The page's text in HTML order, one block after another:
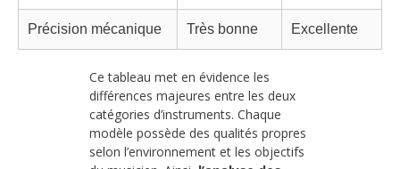
Précision mécanique Très bonne Excellente
Ce tableau met en évidence les
différences majeures entre les deux
catégories d’instruments. Chaque
modèle possède des qualités propres
selon l’environnement et les objectifs